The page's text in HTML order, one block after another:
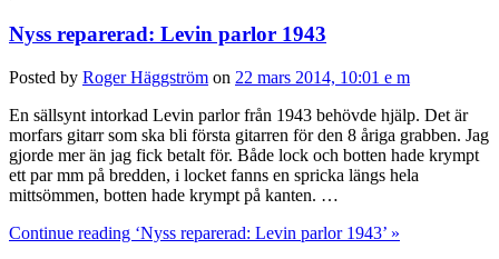
Nyss reparerad: Levin parlor 1943
Posted by Roger Häggström on 22 mars 2014, 10:01 e m
En sällsynt intorkad Levin parlor från 1943 behövde hjälp. Det är
morfars gitarr som ska bli första gitarren för den 8 åriga grabben. Jag
gjorde mer än jag fick betalt för. Både lock och botten hade krympt
ett par mm på bredden, i locket fanns en spricka längs hela
mittsömmen, botten hade krympt på kanten. …
Continue reading ‘Nyss reparerad: Levin parlor 1943’ »